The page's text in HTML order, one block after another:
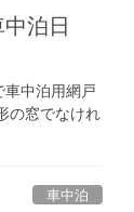
泊日
車中泊用網戸
の窓でなけれ
車中泊